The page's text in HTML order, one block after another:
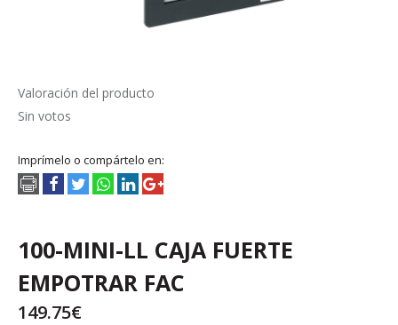
Valoración del producto
Sin votos
Imprímelo o compártelo en:
100-MINI-LL CAJA FUERTE
EMPOTRAR FAC
149.75€